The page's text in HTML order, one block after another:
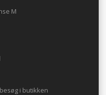
M
i butikken